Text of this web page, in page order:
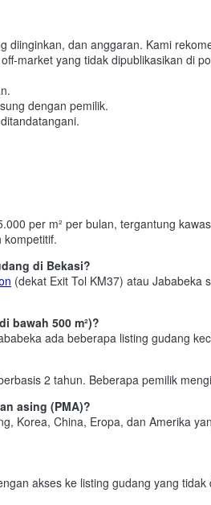
dan anggaran. Kami
market yang tidak dipublikasikan di
dengan pemilik.
per m² per bulan, tergantung
kompetitif.
di Bekasi?
(dekat Exit Tol KM37) atau Jababeka
bawah 500 m²)?
ada beberapa listing gudang
2 tahun. Beberapa pemilik
asing (PMA)?
Korea, China, Eropa, dan Amerika
akses ke listing gudang yang